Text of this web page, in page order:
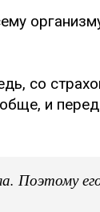
со
и
Поэтому